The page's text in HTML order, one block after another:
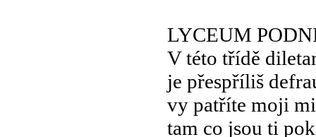
LYCEUM
V této třídě
je přespříliš
vy patříte moji
tam co jsou ti